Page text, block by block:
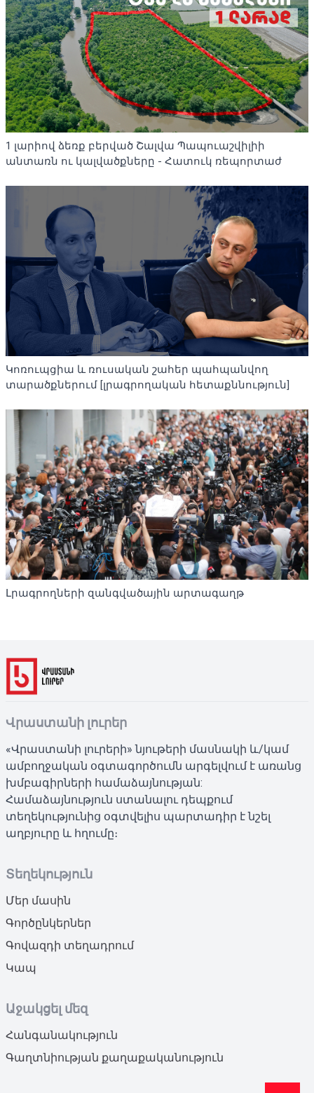
1 լարիով ձեռք բերված Շալվա Պապուաշվիլիի
անտառն ու կալվածքները - Հատուկ ռեպորտաժ
Կոռուպցիա և ռուսական շահեր պահպանվող
տարածքներում [լրագրողական հետաքննություն]
Լրագրողների զանգվածային արտագաղթ
Վրաստանի լուրեր
«Վրաստանի լուրերի» նյութերի մասնակի և/կամ
ամբողջական օգտագործումն արգելվում է առանց
խմբագիրների համաձայնության:
Համաձայնություն ստանալու դեպքում
տեղեկությունից օգտվելիս պարտադիր է նշել
աղբյուրը և հղումը։
Տեղեկություն
Մեր մասին
Գործընկերներ
Գովազդի տեղադրում
Կապ
Աջակցել մեզ
Հանգանակություն
Գաղտնիության քաղաքականություն